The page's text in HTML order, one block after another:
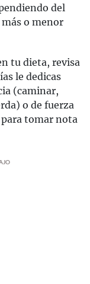
del
o menor
tu dieta, revisa
le dedicas
(caminar,
o de fuerza
tomar nota